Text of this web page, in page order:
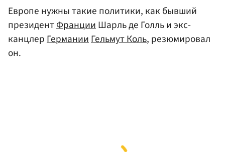
Европе нужны такие политики, как бывший
президентФранцииШарль де Голль и экс-
канцлерГерманииГельмут Коль, резюмировал
он.